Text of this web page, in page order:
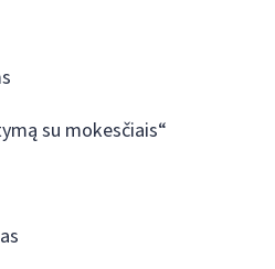
su mokesčiais“